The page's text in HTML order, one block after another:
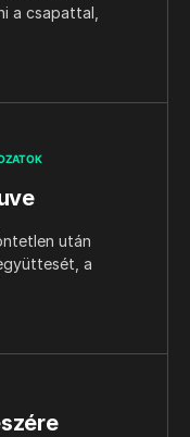
a csapattal,
után
a